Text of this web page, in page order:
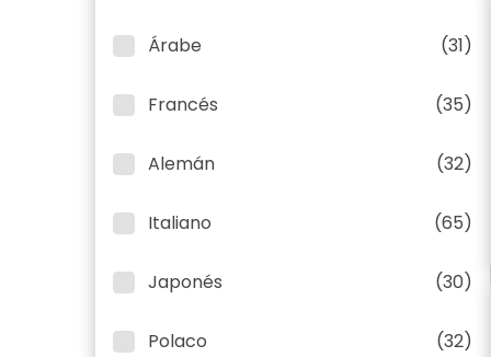
Árabe (31)
Francés (35)
Alemán (32)
Italiano (65)
Japonés (30)
Polaco (32)